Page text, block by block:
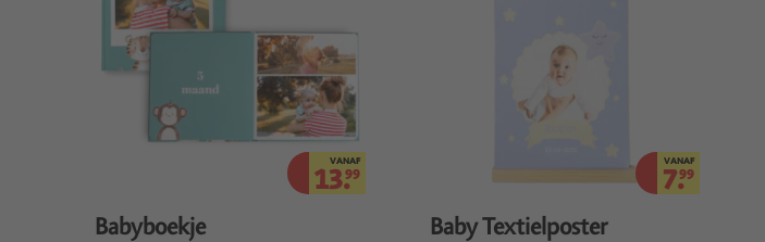
VANAF
13.99
Babyboekje
VANAF
7.99
Baby Textielposter